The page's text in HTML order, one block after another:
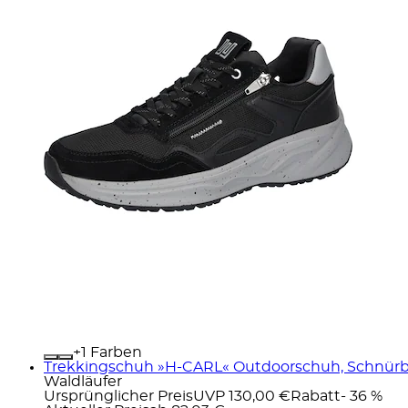
+
Farben
Trekkingschuh »H-CARL« Outdoorschuh,
Waldläufer
Ursprünglicher PreisUVP 130,00 € Rabatt- 36 %